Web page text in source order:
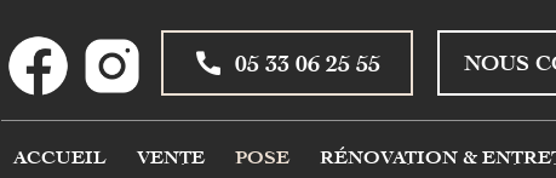
05 33 06 25 55 NOUS
ACCUEIL VENTE POSE RÉNOVATION &